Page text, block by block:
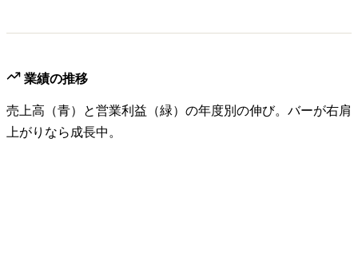
業績の推移
売上高（青）と営業利益（緑）の年度別の伸び。バーが右肩
上がりなら成長中。